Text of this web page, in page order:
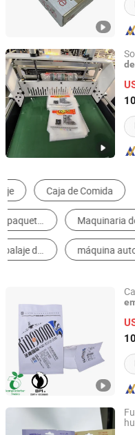
de
Shenyang Zhonghe
Liaoning, China
Máquina de Embalaje de Multifunción
Cajas de Embalaje
Máquina de Sellado
JIANGMEN MST
Guangdong, China
Qingdao Jinxucheng